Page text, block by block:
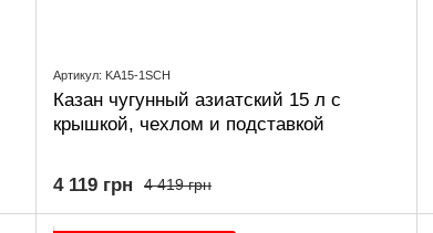
Артикул: KA15-1SCH
Казан чугунный азиатский 15 л с
крышкой, чехлом и подставкой
4 419 грн
4 119 грн